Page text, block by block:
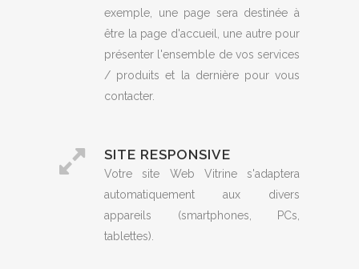
exemple, une page sera destinée à
être la page d'accueil, une autre pour
présenter l'ensemble de vos services
/ produits et la dernière pour vous
contacter.
SITE RESPONSIVE
Votre site Web Vitrine s'adaptera
automatiquement aux divers
appareils (smartphones, PCs,
tablettes).